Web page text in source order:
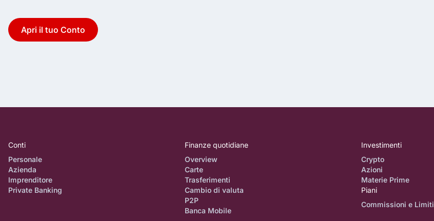
Apri il tuo Conto
Conti
Personale
Azienda
Imprenditore
Private Banking
Finanze quotidiane
Overview
Carte
Trasferimenti
Cambio di valuta
P2P
Banca Mobile
Investimenti
Crypto
Azioni
Materie Prime
Piani
Commissioni e Limiti